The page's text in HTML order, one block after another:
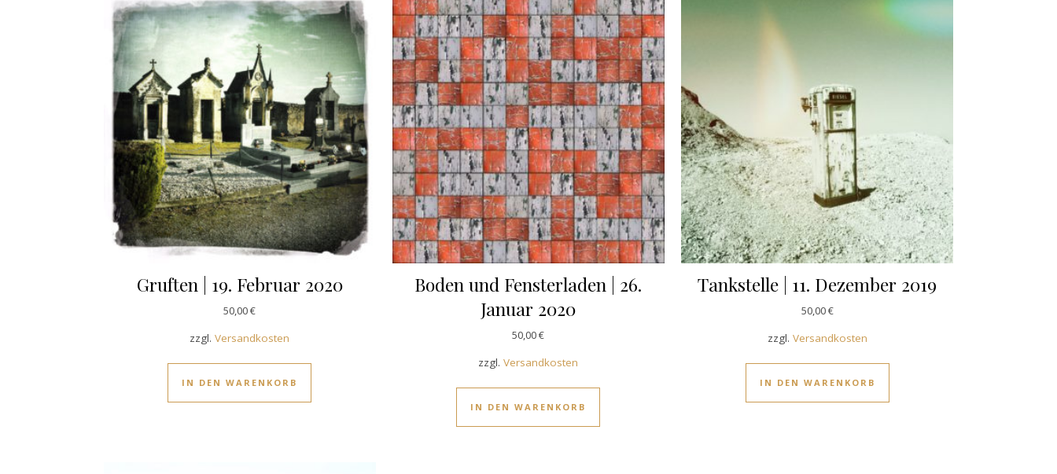
Gruften | 19. Februar 2020
50,00€
zzgl.Versandkosten
IN DEN WARENKORB
Boden und Fensterladen | 26.
Januar 2020
50,00€
zzgl.Versandkosten
IN DEN WARENKORB
Tankstelle | 11. Dezember 2019
50,00€
zzgl. Versandkosten
IN DEN WARENKORB